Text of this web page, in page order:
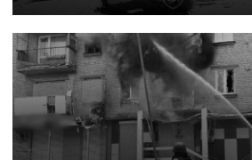
критично зруйнована